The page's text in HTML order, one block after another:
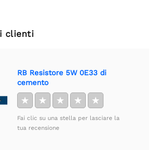
clienti
RB Resistore 5W 0E33 di
cemento
★ ★ ★ ★ ★
Fai clic su una stella per lasciare la
tua recensione